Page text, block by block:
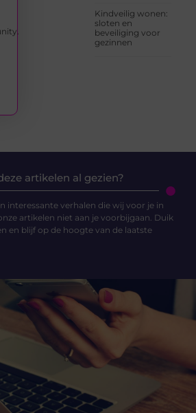
Kindveilig wonen:
sloten en
beveiliging voor
gezinnen
artikelen al gezien?
interessante verhalen die wij voor je in
artikelen niet aan je voorbijgaan. Duik
en blijf op de hoogte van de laatste